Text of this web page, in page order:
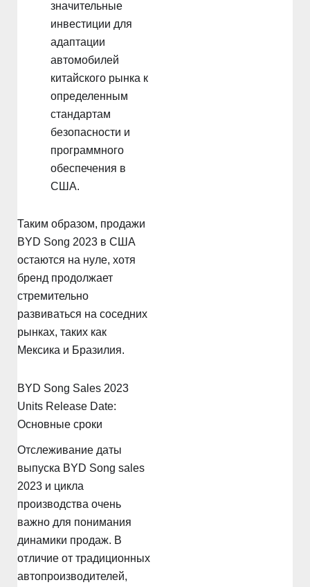
значительные
инвестиции для
адаптации
автомобилей
китайского рынка к
определенным
стандартам
безопасности и
программного
обеспечения в
США.
Таким образом, продажи
BYD Song 2023 в США
остаются на нуле, хотя
бренд продолжает
стремительно
развиваться на соседних
рынках, таких как
Мексика и Бразилия.
BYD Song Sales 2023
Units Release Date:
Основные сроки
Отслеживание даты
выпуска BYD Song sales
2023 и цикла
производства очень
важно для понимания
динамики продаж. В
отличие от традиционных
автопроизводителей,